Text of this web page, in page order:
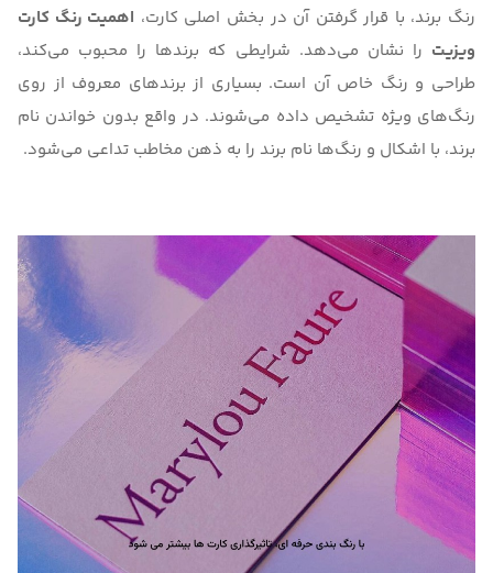
رنگ برند، با قرار گرفتن آن در بخش اصلی کارت، اهمیت رنگ کارت
ویزیت را نشان می‌دهد. شرایطی که برندها را محبوب می‌کند،
طراحی و رنگ خاص آن است. بسیاری از برندهای معروف از روی
رنگ‌های ویژه تشخیص داده می‌شوند. در واقع بدون خواندن نام
برند، با اشکال و رنگ‌ها نام برند را به ذهن مخاطب تداعی می‌شود.